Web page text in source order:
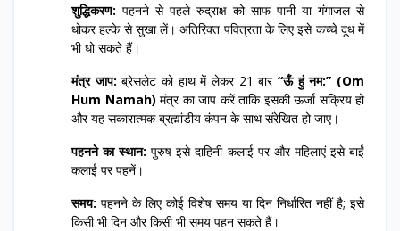
शुद्धिकरण: पहनने से पहले रुद्राक्ष को साफ पानी या गंगाजल से
धोकर हल्के से सुखा लें। अतिरिक्त पवित्रता के लिए इसे कच्चे दूध में
भी धो सकते हैं।
मंत्र जाप: ब्रेसलेट को हाथ में लेकर 21 बार“ऊँ हुं नम:” (Om
Hum Namah) मंत्र का जाप करें ताकि इसकी ऊर्जा सक्रिय हो
और यह सकारात्मक ब्रह्मांडीय कंपन के साथ संरेखित हो जाए।
पहनने का स्थान: पुरुष इसे दाहिनी कलाई पर और महिलाएं इसे बाईं
कलाई पर पहनें।
समय: पहनने के लिए कोई विशेष समय या दिन निर्धारित नहीं है; इसे
किसी भी दिन और किसी भी समय पहन सकते हैं।